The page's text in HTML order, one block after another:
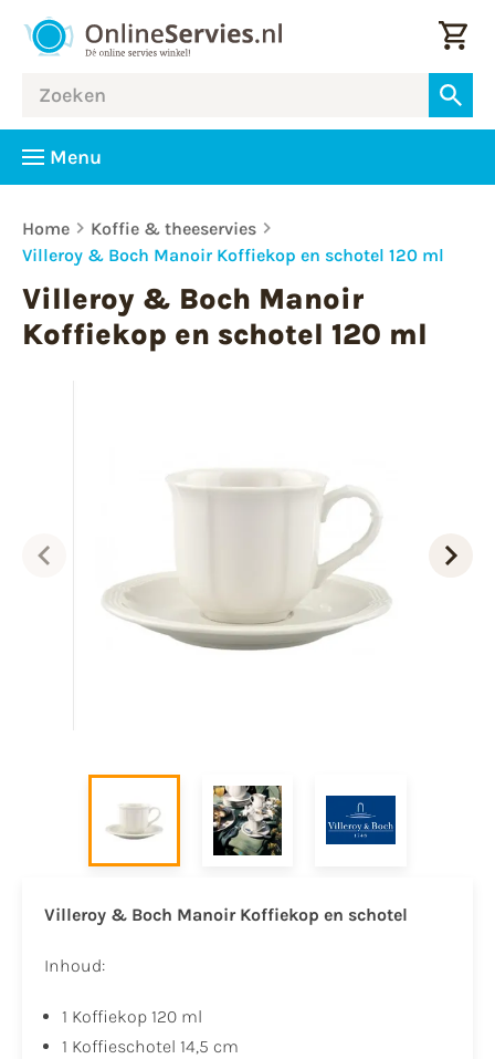
Menu
Home
Koffie & theeservies
Villeroy & Boch Manoir Koffiekop en schotel 120 ml
Villeroy & Boch Manoir
Koffiekop en schotel 120 ml
Villeroy & Boch Manoir Koffiekop en schotel
Inhoud:
1 Koffiekop 120 ml
1 Koffieschotel 14,5 cm